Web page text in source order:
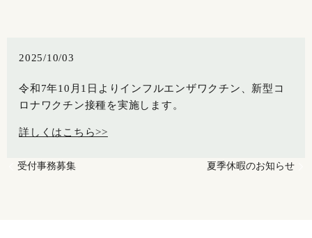
2025/10/03
令和7年10月1日よりインフルエンザワクチン、新型コ
ロナワクチン接種を実施します。
詳しくはこちら>>
受付事務募集 夏季休暇のお知らせ